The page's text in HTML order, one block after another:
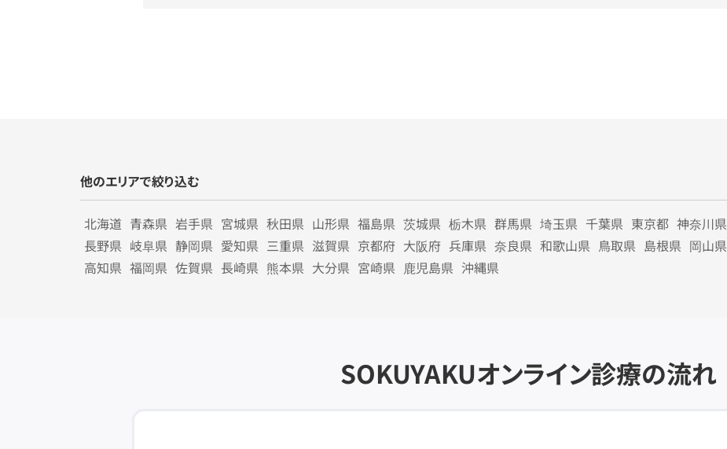
他のエリアで絞り込む
北海道 青森県 岩手県 宮城県 秋田県 山形県 福島県 茨城県 栃木県 群馬県 埼玉県 千葉県 東京都 神奈川県
長野県 岐阜県 静岡県 愛知県 三重県 滋賀県 京都府 大阪府 兵庫県 奈良県 和歌山県 鳥取県 島根県 岡山県
高知県 福岡県 佐賀県 長崎県 熊本県 大分県 宮崎県 鹿児島県 沖縄県
SOKUYAKUオンライン診療の流れ